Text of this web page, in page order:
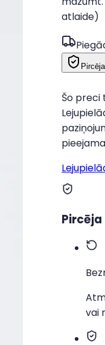
atlaide)
vai
Šo preci